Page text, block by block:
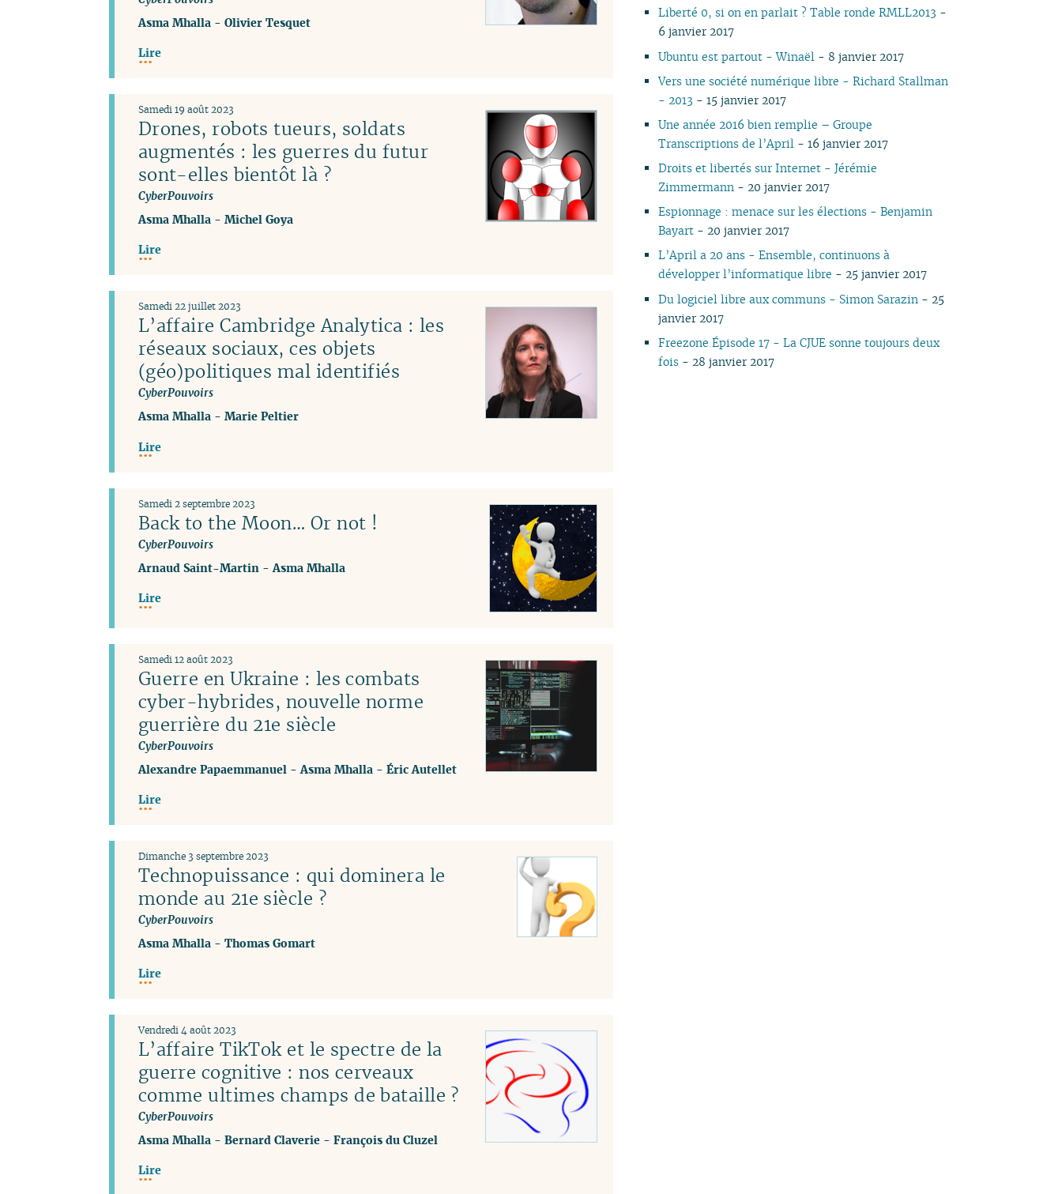
Asma Mhalla- Olivier Tesquet
Lire
Drones, robots tueurs, soldats
augmentés : les guerres du futur
sont-elles bientôt là ?
CyberPouvoirs
Samedi 19 août 2023
Asma Mhalla- Michel Goya
Lire
L’affaire Cambridge Analytica : les
réseaux sociaux, ces objets
(géo)politiques mal identifiés
CyberPouvoirs
Samedi 22 juillet 2023
Asma Mhalla- Marie Peltier
Lire
Back to the Moon… Or not !
CyberPouvoirs
Samedi 2 septembre 2023
Arnaud Saint-Martin - Asma Mhalla
Lire
Guerre en Ukraine : les combats
cyber-hybrides, nouvelle norme
guerrière du 21e siècle
CyberPouvoirs
Samedi 12 août 2023
Alexandre Papaemmanuel - Asma Mhalla - Éric Autellet
Lire
Technopuissance : qui dominera le
monde au 21e siècle ?
CyberPouvoirs
Dimanche 3 septembre 2023
Asma Mhalla - Thomas Gomart
Lire
L’affaire TikTok et le spectre de la
guerre cognitive : nos cerveaux
comme ultimes champs de bataille ?
CyberPouvoirs
Vendredi 4 août 2023
Asma Mhalla- Bernard Claverie- François du Cluzel
Lire
03
02
01
03
01
03
01
03
01
03
01
03
01
03
04
03
02
05
04
03
02
05
03
04
02
03
05
03
05
Liberté 0, si on en parlait ? Table ronde RMLL2013 -
6 janvier 2017
Ubuntu est partout - Winaël - 8 janvier 2017
Vers une société numérique libre - Richard Stallman
- 2013 - 15 janvier 2017
Une année 2016 bien remplie – Groupe
Transcriptions de l’April - 16 janvier 2017
Droits et libertés sur Internet - Jérémie
Zimmermann - 20 janvier 2017
Espionnage : menace sur les élections - Benjamin
Bayart - 20 janvier 2017
L’April a 20 ans - Ensemble, continuons à
développer l’informatique libre - 25 janvier 2017
Du logiciel libre aux communs - Simon Sarazin - 25
janvier 2017
Freezone Épisode 17 - La CJUE sonne toujours deux
fois - 28 janvier 2017